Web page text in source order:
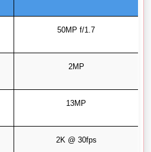
50MP f/1.7
2MP
13MP
2K @ 30fps